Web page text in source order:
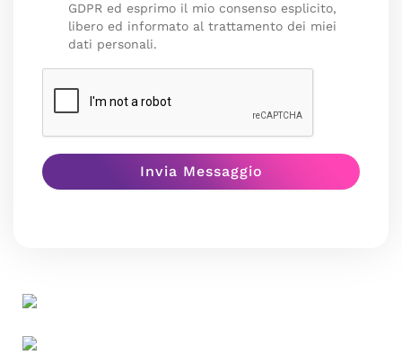
GDPR ed esprimo il mio consenso esplicito,
libero ed informato al trattamento dei miei
dati personali.